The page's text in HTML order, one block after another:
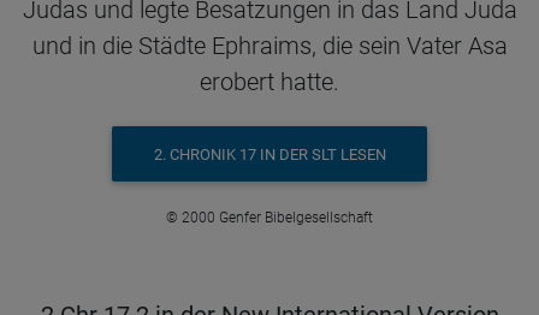
Judas und legte Besatzungen in das Land Juda
und in die Städte Ephraims, die sein Vater Asa
erobert hatte.
2. CHRONIK 17 IN DER SLT LESEN
© 2000 Genfer Bibelgesellschaft